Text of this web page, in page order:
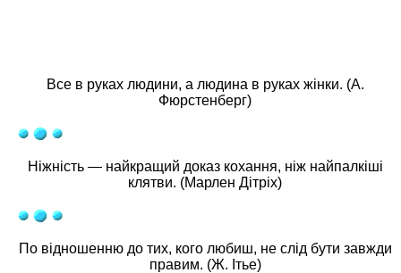
Все в руках людини, а людина в руках жінки. (А.
Фюрстенберг)
Ніжність — найкращий доказ кохання, ніж найпалкіші
клятви. (Марлен Дітріх)
По відношенню до тих, кого любиш, не слід бути завжди
правим. (Ж. Ітье)